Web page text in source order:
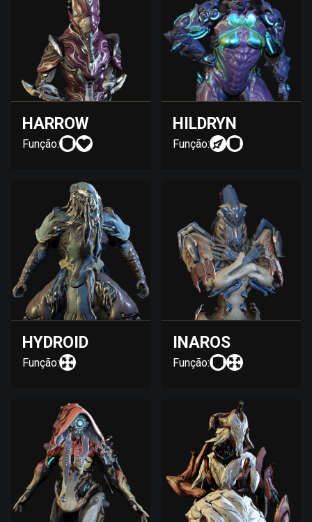
HARROW
Função:
HILDRYN
Função:
HYDROID
Função:
INAROS
Função: